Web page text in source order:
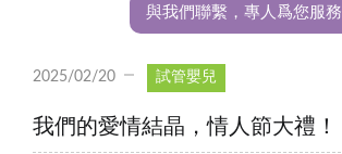
與我們聯繫，專人爲您服務
2025/02/20 試管嬰兒
我們的愛情結晶，情人節大禮！